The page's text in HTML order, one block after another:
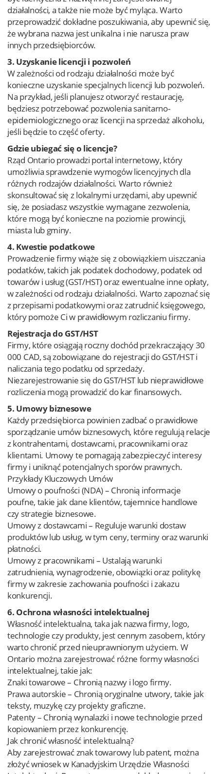
działalności, a także nie może być myląca. Warto
przeprowadzić dokładne poszukiwania, aby upewnić się,
że wybrana nazwa jest unikalna i nie narusza praw
innych przedsiębiorców.
3. Uzyskanie licencji i pozwoleń
W zależności od rodzaju działalności może być
konieczne uzyskanie specjalnych licencji lub pozwoleń.
Na przykład, jeśli planujesz otworzyć restaurację,
będziesz potrzebować pozwolenia sanitarno-
epidemiologicznego oraz licencji na sprzedaż alkoholu,
jeśli będzie to część oferty.
Gdzie ubiegać się o licencje?
Rząd Ontario prowadzi portal internetowy, który
umożliwia sprawdzenie wymogów licencyjnych dla
różnych rodzajów działalności. Warto również
skonsultować się z lokalnymi urzędami, aby upewnić
się, że posiadasz wszystkie wymagane zezwolenia,
które mogą być konieczne na poziomie prowincji,
miasta lub gminy.
4. Kwestie podatkowe
Prowadzenie firmy wiąże się z obowiązkiem uiszczania
podatków, takich jak podatek dochodowy, podatek od
towarów i usług (GST/HST) oraz ewentualne inne opłaty,
w zależności od rodzaju działalności. Warto zapoznać się
z przepisami podatkowymi oraz zatrudnić księgowego,
który pomoże Ci w prawidłowym rozliczaniu firmy.
Rejestracja do GST/HST
Firmy, które osiągają roczny dochód przekraczający 30
000 CAD, są zobowiązane do rejestracji do GST/HST i
naliczania tego podatku od sprzedaży.
Niezarejestrowanie się do GST/HST lub nieprawidłowe
rozliczenia mogą prowadzić do kar finansowych.
5. Umowy biznesowe
Każdy przedsiębiorca powinien zadbać o prawidłowe
sporządzanie umów biznesowych, które regulują relacje
z kontrahentami, dostawcami, pracownikami oraz
klientami. Umowy te pomagają zabezpieczyć interesy
firmy i uniknąć potencjalnych sporów prawnych.
Przykłady Kluczowych Umów
Umowy o poufności (NDA) – Chronią informacje
poufne, takie jak dane klientów, tajemnice handlowe
czy strategie biznesowe.
Umowy z dostawcami – Reguluje warunki dostaw
produktów lub usług, w tym ceny, terminy oraz warunki
płatności.
Umowy z pracownikami – Ustalają warunki
zatrudnienia, wynagrodzenie, obowiązki oraz politykę
firmy w zakresie zachowania poufności i zakazu
konkurencji.
6. Ochrona własności intelektualnej
Własność intelektualna, taka jak nazwa firmy, logo,
technologie czy produkty, jest cennym zasobem, który
warto chronić przed nieuprawnionym użyciem. W
Ontario można zarejestrować różne formy własności
intelektualnej, takie jak:
Znaki towarowe – Chronią nazwy i logo firmy.
Prawa autorskie – Chronią oryginalne utwory, takie jak
teksty, muzykę czy projekty graficzne.
Patenty – Chronią wynalazki i nowe technologie przed
kopiowaniem przez konkurencję.
Jak chronić własność intelektualną?
Aby zarejestrować znak towarowy lub patent, można
złożyć wniosek w Kanadyjskim Urzędzie Własności